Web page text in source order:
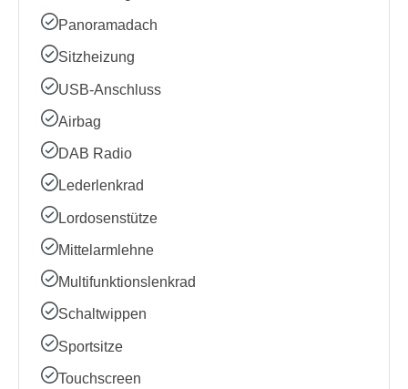
Panoramadach
Sitzheizung
USB-Anschluss
Airbag
DAB Radio
Lederlenkrad
Lordosenstütze
Mittelarmlehne
Multifunktionslenkrad
Schaltwippen
Sportsitze
Touchscreen